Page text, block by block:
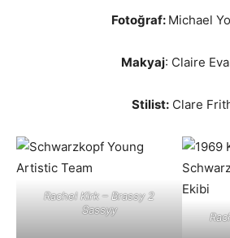
Fotoğraf: Michael
Makyaj: Claire
Stilist:Clare
Rachel Kirk – Brassy 2
Sassyy